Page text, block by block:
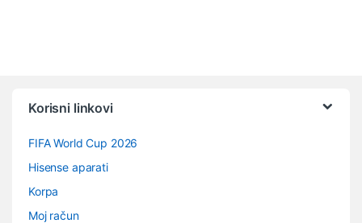
Korisni linkovi
FIFA World Cup 2026
Hisense aparati
Korpa
Moj račun